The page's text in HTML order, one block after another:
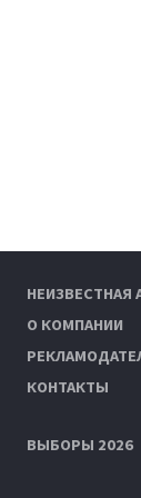
НЕИЗВЕСТНАЯ
О КОМПАНИИ
КОНТАКТЫ
ВЫБОРЫ 2026